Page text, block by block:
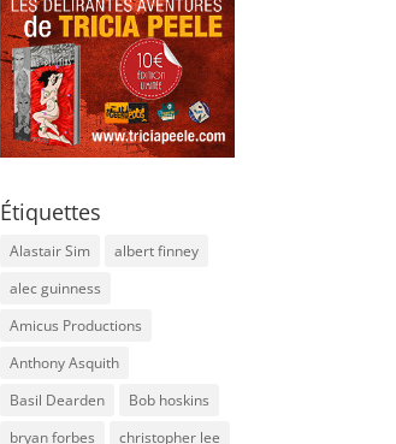
Étiquettes
Alastair Sim
albert finney
alec guinness
Amicus Productions
Anthony Asquith
Basil Dearden
Bob hoskins
bryan forbes
christopher lee